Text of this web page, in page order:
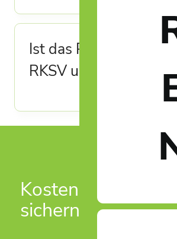
Ist das Portalum
RKSV und TSE
Kostenlose
sichern!